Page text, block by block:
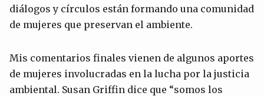
diálogos y círculos están formando una comunidad
de mujeres que preservan el ambiente.
Mis comentarios finales vienen de algunos aportes
de mujeres involucradas en la lucha por la justicia
ambiental. Susan Griffin dice que “somos los